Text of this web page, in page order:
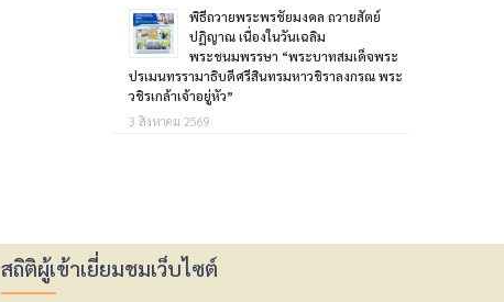
พิธีถวายพระพรชัยมงคล ถวายสัตย์
ปฏิญาณ เนื่องในวันเฉลิม
พระชนมพรรษา “พระบาทสมเด็จพระ
ปรเมนทรรามาธิบดีศรีสินทรมหาวชิราลงกรณ พระ
วชิรเกล้าเจ้าอยู่หัว”
3 สิงหาคม 2569
สถิติผู้เข้าเยี่ยมชมเว็บไซต์